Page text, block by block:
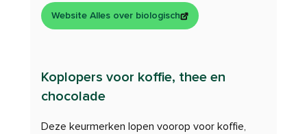
Website Alles over biologisch
Koplopers voor koffie, thee en
chocolade
Deze keurmerken lopen voorop voor koffie,